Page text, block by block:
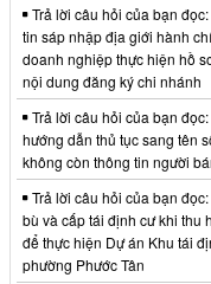
Trả lời câu hỏi của bạn
tin sáp nhập địa giới hành
doanh nghiệp thực hiện hồ
nội dung đăng ký chi nhánh
Trả lời câu hỏi của bạn
hướng dẫn thủ tục sang tên
không còn thông tin người
Trả lời câu hỏi của bạn
bù và cấp tái định cư khi thu
để thực hiện Dự án Khu tái
phường Phước Tân